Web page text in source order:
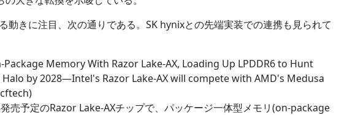
動きに注目、次の通りである。SK hynixとの先端実装での連携も見られて
Memory With Razor Lake-AX, Loading Up LPDDR6 to Hunt
Halo by 2028―Intel's Razor Lake-AX will compete with AMD's Medusa
売予定のRazor Lake-AXチップで、パッケージ一体型メモリ(on-package